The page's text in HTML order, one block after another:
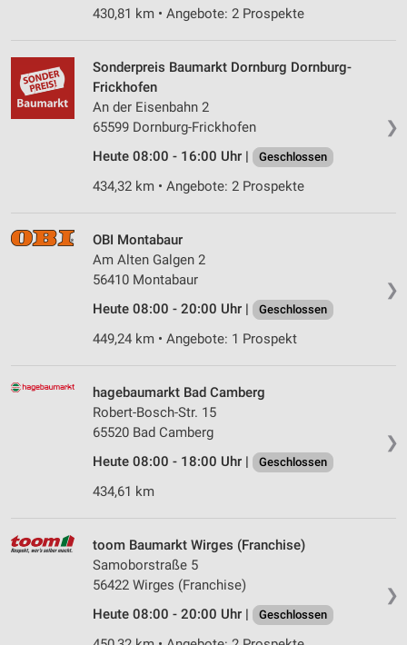
430,81 km • Angebote: 2 Prospekte
❯
Sonderpreis Baumarkt Dornburg Dornburg-
Frickhofen
An der Eisenbahn 2
65599 Dornburg-Frickhofen
Heute 08:00 - 16:00 Uhr |
Geschlossen
434,32 km • Angebote: 2 Prospekte
❯
OBI Montabaur
Am Alten Galgen 2
56410 Montabaur
Heute 08:00 - 20:00 Uhr |
Geschlossen
449,24 km • Angebote: 1 Prospekt
❯
hagebaumarkt Bad Camberg
Robert-Bosch-Str. 15
65520 Bad Camberg
Heute 08:00 - 18:00 Uhr |
Geschlossen
434,61 km
❯
toom Baumarkt Wirges (Franchise)
Samoborstraße 5
56422 Wirges (Franchise)
Heute 08:00 - 20:00 Uhr |
Geschlossen